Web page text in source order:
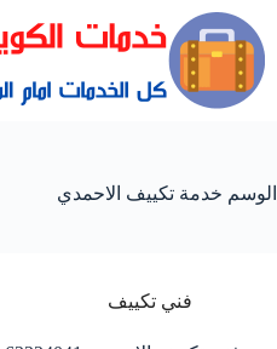
الوسم خدمة تكييف الاحمدي
فني تكييف